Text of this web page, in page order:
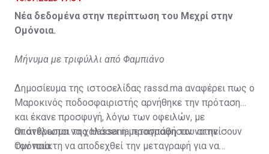
Νέα δεδομένα στην περίπτωση του Μεχρί στην
Ομόνοια.
Μήνυμα με τριφύλλι από Φαμπιάνο
Δημοσίευμα της ιστοσελίδας rassd.ma αναφέρει πως ο
Μαροκινός ποδοσφαιριστής αρνήθηκε την πρόταση
και έκανε προσφυγή, λόγω των οφειλών, με
αποτέλεσμα να χαλάσει η μεταγραφή του στην
Ομόνοια.
Οι άνθρωποι της Hassania προσπάθησαν να πείσουν
τον παίκτη να αποδεχθεί την μεταγραφή για να